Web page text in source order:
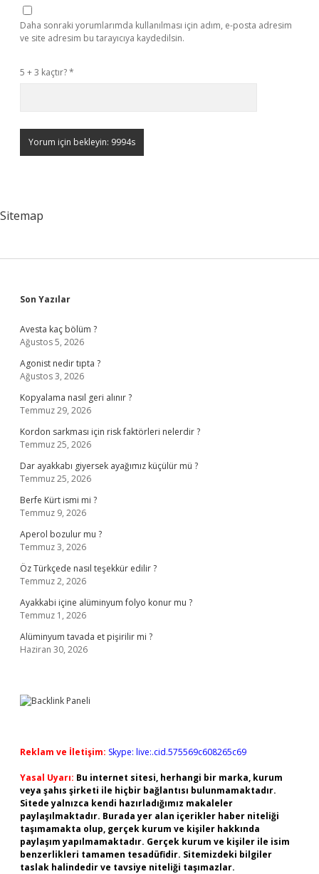
Daha sonraki yorumlarımda kullanılması için adım, e-posta adresim
ve site adresim bu tarayıcıya kaydedilsin.
5 + 3 kaçtır?*
Sitemap
Sidebar
Son Yazılar
Avesta kaç bölüm ?
Ağustos 5, 2026
Agonist nedir tıpta ?
Ağustos 3, 2026
Kopyalama nasıl geri alınır ?
Temmuz 29, 2026
Kordon sarkması için risk faktörleri nelerdir ?
Temmuz 25, 2026
Dar ayakkabı giyersek ayağımız küçülür mü ?
Temmuz 25, 2026
Berfe Kürt ismi mi ?
Temmuz 9, 2026
Aperol bozulur mu ?
Temmuz 3, 2026
Öz Türkçede nasıl teşekkür edilir ?
Temmuz 2, 2026
Ayakkabi içine alüminyum folyo konur mu ?
Temmuz 1, 2026
Alüminyum tavada et pişirilir mi ?
Haziran 30, 2026
Reklam ve İletişim: Skype: live:.cid.575569c608265c69
Yasal Uyarı: Bu internet sitesi, herhangi bir marka, kurum
veya şahıs şirketi ile hiçbir bağlantısı bulunmamaktadır.
Sitede yalnızca kendi hazırladığımız makaleler
paylaşılmaktadır. Burada yer alan içerikler haber niteliği
taşımamakta olup, gerçek kurum ve kişiler hakkında
paylaşım yapılmamaktadır. Gerçek kurum ve kişiler ile isim
benzerlikleri tamamen tesadüfidir. Sitemizdeki bilgiler
taslak halindedir ve tavsiye niteliği taşımazlar.